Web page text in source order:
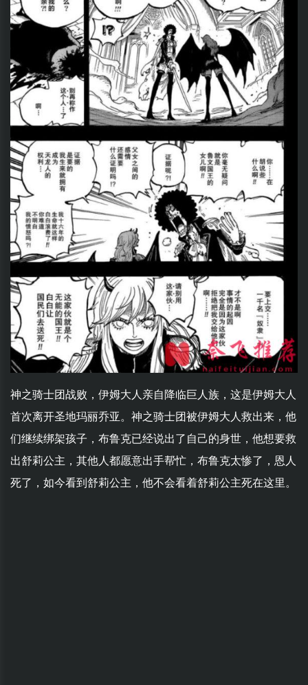
神之骑士团战败，伊姆大人亲自降临巨人族，这是伊姆大人
首次离开圣地玛丽乔亚。神之骑士团被伊姆大人救出来，他
们继续绑架孩子，布鲁克已经说出了自己的身世，他想要救
出舒莉公主，其他人都愿意出手帮忙，布鲁克太惨了，恩人
死了，如今看到舒莉公主，他不会看着舒莉公主死在这里。